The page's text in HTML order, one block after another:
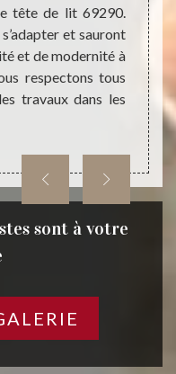
tête de lit 69290.
et sauront
et de modernité à
respectons tous
travaux dans les
aux
sont à votre